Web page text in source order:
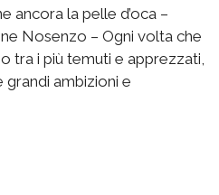
ancora la pelle d’oca –
Nosenzo – Ogni volta che
tra i più temuti e apprezzati,
ambizioni e